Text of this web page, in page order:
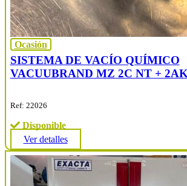
Ocasión
SISTEMA DE VACÍO QUÍMICO
VACUUBRAND MZ 2C NT +
Ref: 22026
Disponible
Ver detalles